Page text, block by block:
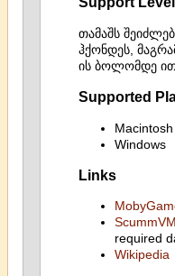
თამაშს
ჰქონდეს,
ის ბოლომდე
Supported
Macintosh
Windows
Links
required
Wikipedia